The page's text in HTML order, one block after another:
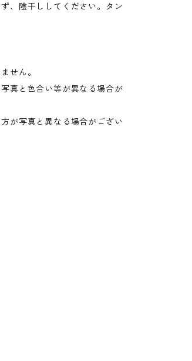
、陰干ししてください。タン
せん。
真と色合い等が異なる場合が
が写真と異なる場合がござい